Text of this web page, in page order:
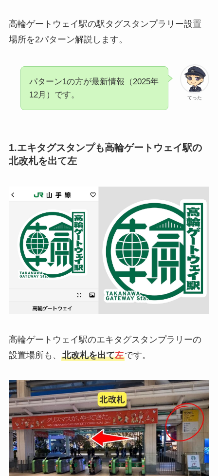
高輪ゲートウェイ駅の駅タグスタンプラリー設置
場所を2パターン解説します。
てった
パターン1の方が最新情報（2025年
12月）です。
1.エキタグスタンプも高輪ゲートウェイ駅の
北改札を出て左
高輪ゲートウェイ駅のエキタグスタンプラリーの
設置場所も、 北改札を出て左です。